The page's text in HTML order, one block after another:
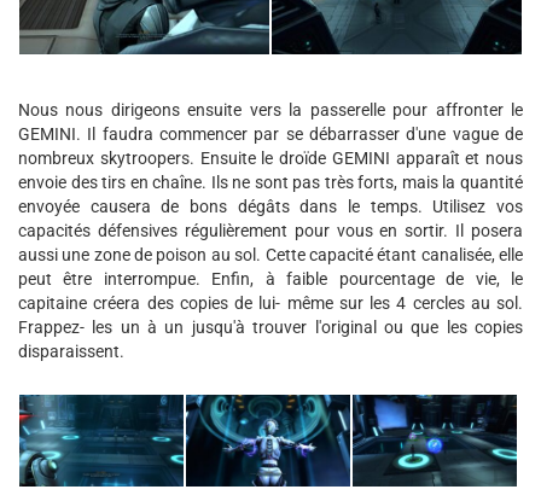
Nous nous dirigeons ensuite vers la passerelle pour affronter le
GEMINI. Il faudra commencer par se débarrasser d'une vague de
nombreux skytroopers. Ensuite le droïde GEMINI apparaît et nous
envoie des tirs en chaîne. Ils ne sont pas très forts, mais la quantité
envoyée causera de bons dégâts dans le temps. Utilisez vos
capacités défensives régulièrement pour vous en sortir. Il posera
aussi une zone de poison au sol. Cette capacité étant canalisée, elle
peut être interrompue. Enfin, à faible pourcentage de vie, le
capitaine créera des copies de lui- même sur les 4 cercles au sol.
Frappez- les un à un jusqu'à trouver l'original ou que les copies
disparaissent.